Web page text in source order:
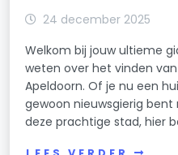
24 december 2025
Welkom bij jouw ultieme
weten over het vinden
Apeldoorn. Of je nu een
gewoon nieuwsgierig
deze prachtige stad, hier